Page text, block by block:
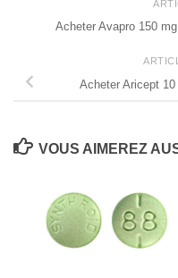
Acheter Avapro 150
Acheter Aricept
VOUS AIMEREZ